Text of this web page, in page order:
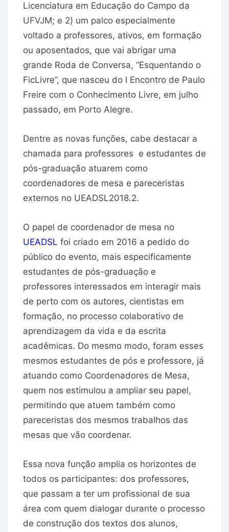
Licenciatura em Educação do Campo da
UFVJM; e 2) um palco especialmente
voltado a professores, ativos, em formação
ou aposentados, que vai abrigar uma
grande Roda de Conversa, “Esquentando o
FicLivre”, que nasceu do I Encontro de Paulo
Freire com o Conhecimento Livre, em julho
passado, em Porto Alegre.
Dentre as novas funções, cabe destacar a
chamada para professores e estudantes de
pós-graduação atuarem como
coordenadores de mesa e pareceristas
externos no UEADSL2018.2.
O papel de coordenador de mesa no
UEADSL foi criado em 2016 a pedido do
público do evento, mais especificamente
estudantes de pós-graduação e
professores interessados em interagir mais
de perto com os autores, cientistas em
formação, no processo colaborativo de
aprendizagem da vida e da escrita
acadêmicas. Do mesmo modo, foram esses
mesmos estudantes de pós e professore, já
atuando como Coordenadores de Mesa,
quem nos estimulou a ampliar seu papel,
permitindo que atuem também como
pareceristas dos mesmos trabalhos das
mesas que vão coordenar.
Essa nova função amplia os horizontes de
todos os participantes: dos professores,
que passam a ter um profissional de sua
área com quem dialogar durante o processo
de construção dos textos dos alunos,